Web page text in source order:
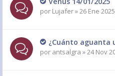
por Lujafer» 26 Ene
¿Cuánto aguanta
por antsalgra » 24 Nov